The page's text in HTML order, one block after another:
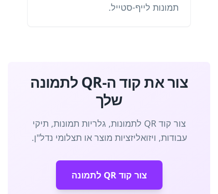
תמונות לייף-סטייל.
צור את קוד ה-QR לתמונה
שלך
צור קוד QR לתמונות, גלריות תמונות, תיקי
עבודות, ויזואליזציות מוצר או תצלומי נדל"ן.
צור קוד QR לתמונה